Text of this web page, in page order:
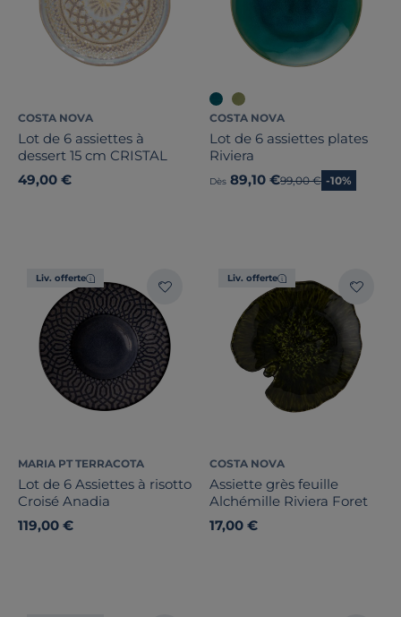
COSTA NOVA
Lot de 6 assiettes à
dessert 15 cm CRISTAL
49,00 €
COSTA NOVA
Lot de 6 assiettes plates
Riviera
Dès 89,10 €Ancien prix
99,00 € -10%
Liv. offerte
MARIA PT TERRACOTA
Lot de 6 Assiettes à risotto
Croisé Anadia
119,00 €
Liv. offerte
COSTA NOVA
Assiette grès feuille
Alchémille Riviera Foret
17,00 €